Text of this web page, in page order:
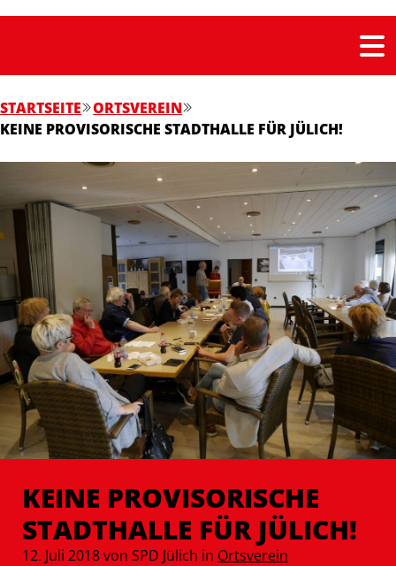
STARTSEITE
ORTSVEREIN
KEINE PROVISORISCHE STADTHALLE FÜR JÜLICH!
KEINE PROVISORISCHE
STADTHALLE FÜR JÜLICH!
12. Juli 2018 von SPD Jülich in Ortsverein